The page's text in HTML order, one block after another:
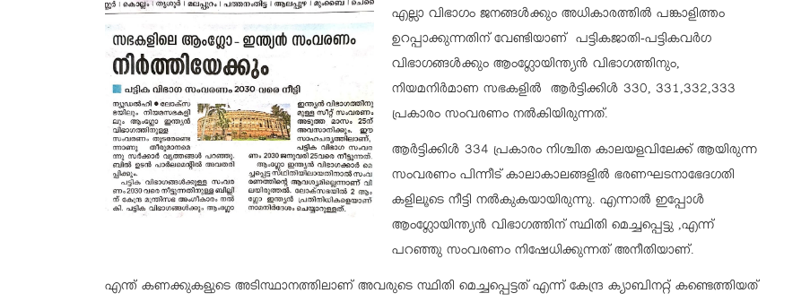
എല്ലാ വിഭാഗം ജനങ്ങൾക്കും അധികാരത്തിൽ പങ്കാളിത്തം
ഉറപ്പാക്കുന്നതിന് വേണ്ടിയാണ് പട്ടികജാതി-പട്ടികവർഗ
വിഭാഗങ്ങൾക്കും ആംഗ്ലോയിന്ത്യൻ വിഭാഗത്തിനും,
നിയമനിർമാണ സഭകളിൽ ആർട്ടിക്കിൾ 330, 331,332,333
പ്രകാരം സംവരണം നൽകിയിരുന്നത്.
ആർട്ടിക്കിൾ 334 പ്രകാരം നിശ്ചിത കാലയളവിലേക്ക് ആയിരുന്ന
സംവരണം പിന്നീട് കാലാകാലങ്ങളിൽ ഭരണഘടനാഭേദഗതി
കളിലൂടെ നീട്ടി നൽകുകയായിരുന്നു. എന്നാൽ ഇപ്പോൾ
ആംഗ്ലോയിന്ത്യൻ വിഭാഗത്തിന് സ്ഥിതി മെച്ചപ്പെട്ടു ,എന്ന്
പറഞ്ഞു സംവരണം നിഷേധിക്കുന്നത് അനീതിയാണ്.
എന്ത് കണക്കുകളുടെ അടിസ്ഥാനത്തിലാണ് അവരുടെ സ്ഥിതി മെച്ചപ്പെട്ടത് എന്ന് കേന്ദ്ര ക്യാബിനറ്റ് കണ്ടെത്തിയത്